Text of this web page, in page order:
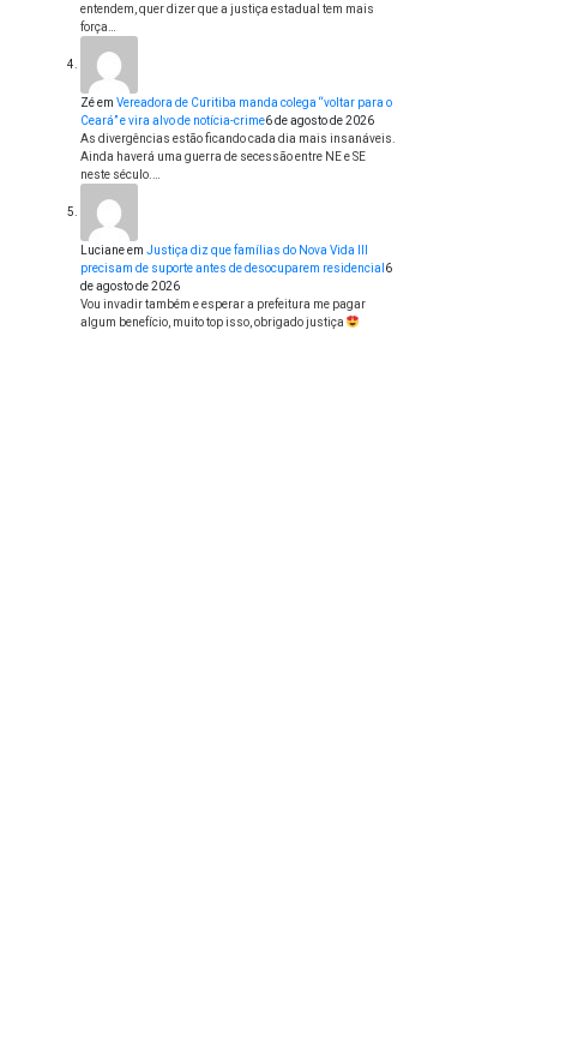
entendem, quer dizer que a justiça estadual tem mais
força…
Zéem Vereadora de Curitiba manda colega “voltar para o
Ceará” e vira alvo de notícia-crime6 de agosto de 2026
As divergências estão ficando cada dia mais insanáveis.
Ainda haverá uma guerra de secessão entre NE e SE
neste século.…
Lucianeem Justiça diz que famílias do Nova Vida III
precisam de suporte antes de desocuparem residencial 6
de agosto de 2026
Vou invadir também e esperar a prefeitura me pagar
algum benefício, muito top isso, obrigado justiça